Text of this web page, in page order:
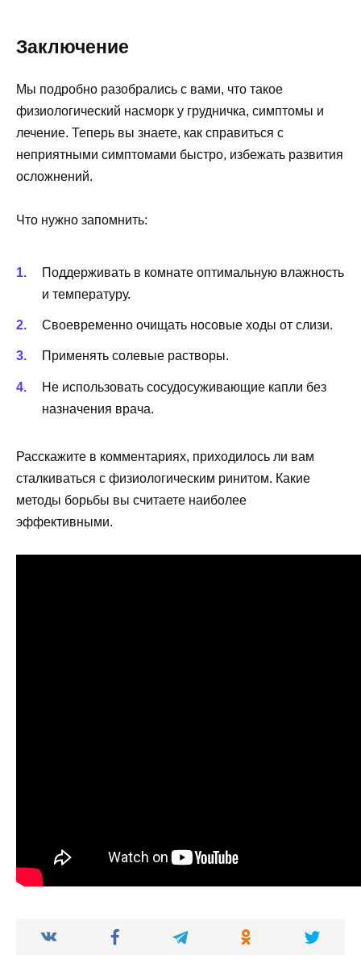
Заключение
Мы подробно разобрались с вами, что такое
физиологический насморк у грудничка, симптомы и
лечение. Теперь вы знаете, как справиться с
неприятными симптомами быстро, избежать развития
осложнений.
Что нужно запомнить:
Поддерживать в комнате оптимальную влажность
и температуру.
Своевременно очищать носовые ходы от слизи.
Применять солевые растворы.
Не использовать сосудосуживающие капли без
назначения врача.
Расскажите в комментариях, приходилось ли вам
сталкиваться с физиологическим ринитом. Какие
методы борьбы вы считаете наиболее
эффективными.